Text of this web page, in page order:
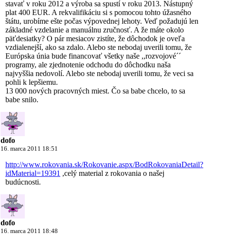
stavať v roku 2012 a výroba sa spustí v roku 2013. Nástupný
plat 400 EUR. A rekvalifikáciu si s pomocou tohto úžasného
štátu, urobíme ešte počas výpovednej lehoty. Veď požadujú len
základné vzdelanie a manuálnu zručnosť. A že máte okolo
päťdesiatky? O pár mesiacov zistíte, že dôchodok je oveľa
vzdialenejší, ako sa zdalo. Alebo ste nebodaj uverili tomu, že
Európska únia bude financovať všetky naše ,,rozvojové´´
programy, ale zjednotenie odchodu do dôchodku naša
najvyššia nedovolí. Alebo ste nebodaj uverili tomu, že veci sa
pohli k lepšiemu.
13 000 nových pracovných miest. Čo sa babe chcelo, to sa
babe snilo.
dofo
16. marca 2011 18:51
http://www.rokovania.sk/Rokovanie.aspx/BodRokovaniaDetail?
idMaterial=19391 ,celý material z rokovania o našej
budúcnosti.
dofo
16. marca 2011 18:48